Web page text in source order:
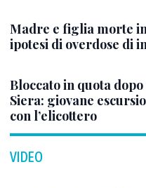
Madre e figlia morte
ipotesi di overdose di
Bloccato in quota dopo
Siera: giovane
con l’elicottero
VIDEO